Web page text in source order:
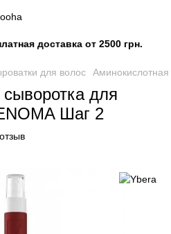
доставка от 2500 грн.
для волос
для
Шаг 2